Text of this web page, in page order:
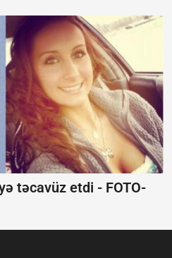
təcavüz etdi - FOTO-